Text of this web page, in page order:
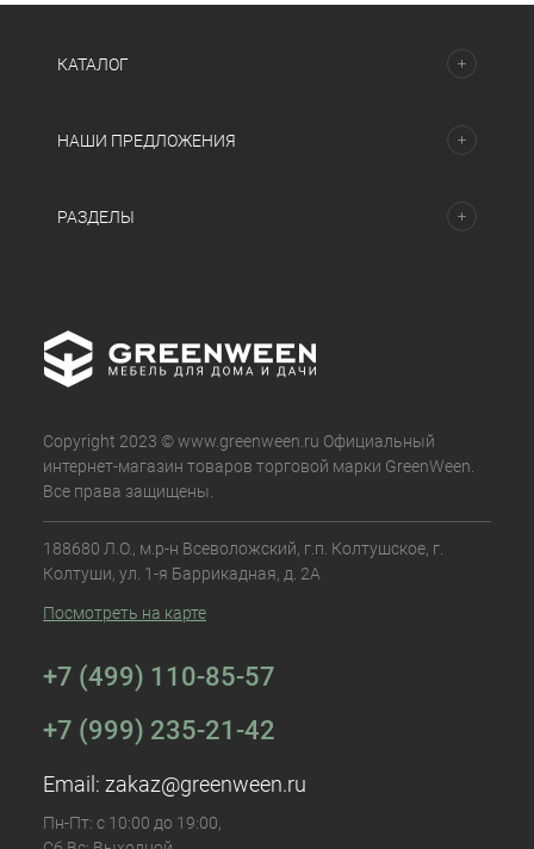
КАТАЛОГ
НАШИ ПРЕДЛОЖЕНИЯ
РАЗДЕЛЫ
Copyright 2023 © www.greenween.ru Официальный
интернет-магазин товаров торговой марки GreenWeen.
Все права защищены.
188680 Л.О., м.р-н Всеволожский, г.п. Колтушское, г.
Колтуши, ул. 1-я Баррикадная, д. 2А
Посмотреть на карте
+7 (499) 110-85-57
+7 (999) 235-21-42
Email: zakaz@greenween.ru
Пн-Пт: с 10:00 до 19:00,